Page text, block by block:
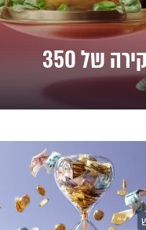
ברשתות ממליצים להעמיס חלבון? סקירה של 350